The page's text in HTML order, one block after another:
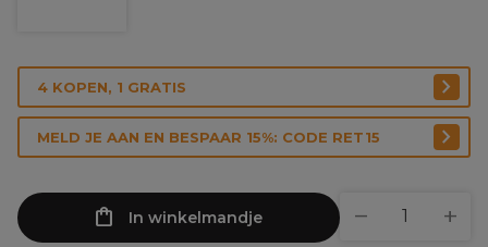
4 KOPEN, 1 GRATIS
MELD JE AAN EN BESPAAR 15%: CODE RET15
In winkelmandje